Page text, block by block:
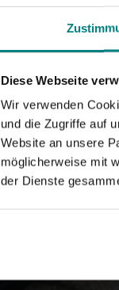
Diese Webseite
Wir verwenden
und die Zugriffe auf
Website an unsere
möglicherweise mit
der Dienste